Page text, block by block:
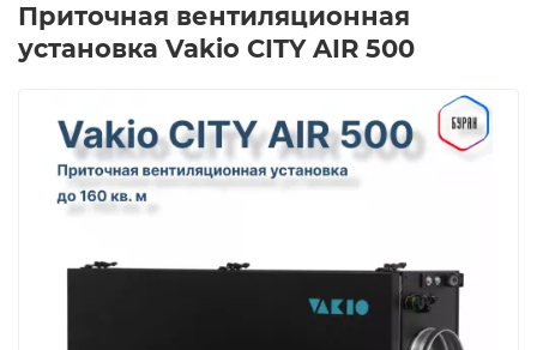
Приточная вентиляционная
установка Vakio CITY AIR 500